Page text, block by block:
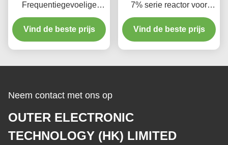
Frequentiegevoelige
Rheostaatmotor
Startweerstand
Vind de beste prijs
7% serie reactor voor
condensatorbank
krachtfactorcorrectie
Vind de beste prijs
Neem contact met ons op
OUTER ELECTRONIC
TECHNOLOGY (HK) LIMITED